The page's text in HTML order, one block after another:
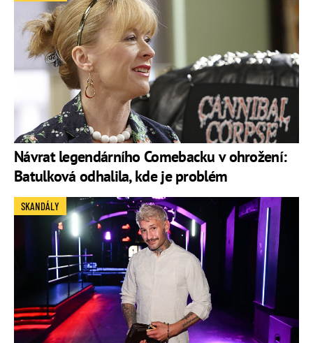
Návrat legendárního Comebacku v ohrožení:
Batulková odhalila, kde je problém
SKANDÁLY